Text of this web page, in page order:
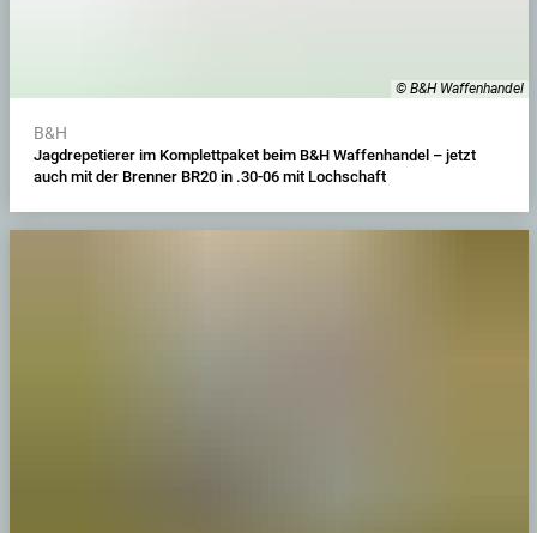
© B&H Waffenhandel
B&H
Jagdrepetierer im Komplettpaket beim B&H Waffenhandel – jetzt
auch mit der Brenner BR20 in .30-06 mit Lochschaft